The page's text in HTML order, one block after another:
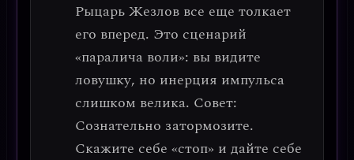
Рыцарь Жезлов все еще толкает
его вперед. Это сценарий
«паралича воли»: вы видите
ловушку, но инерция импульса
слишком велика. Совет:
Сознательно затормозите.
Скажите себе «стоп» и дайте себе